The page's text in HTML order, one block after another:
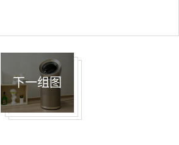
下一组图